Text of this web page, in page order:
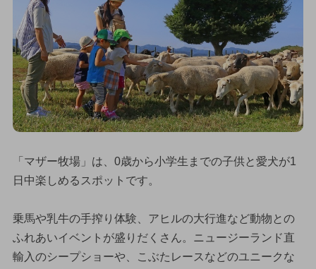
「マザー牧場」は、0歳から小学生までの子供と愛犬が1
日中楽しめるスポットです。
乗馬や乳牛の手搾り体験、アヒルの大行進など動物との
ふれあいイベントが盛りだくさん。ニュージーランド直
輸入のシープショーや、こぶたレースなどのユニークな